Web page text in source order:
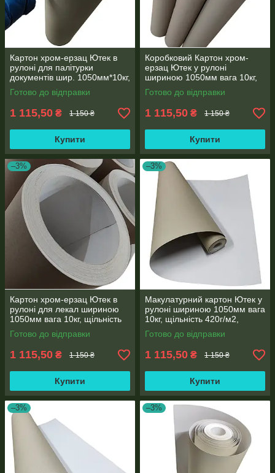
Картон хром-ерзац Ютек в
рулоні для палітурки
документів шир. 1050мм*10кг,
щільність. 420г/м2, товщина
0,6 мм
Готово до відправки
1 115,50 ₴ 1 150 ₴
Купити
Коробковий Картон хром-
ерзац Ютек у рулоні
шириною 1050мм вага 10кг,
щільність 420г/м2, товщина
0,6 мм
Готово до відправки
1 115,50 ₴ 1 150 ₴
Купити
–3%
Картон хром-ерзац Ютек в
рулоні для лекал шириною
1050мм вага 10кг, щільність
420г/м2, товщина картону 0,6
мм
Готово до відправки
1 115,50 ₴ 1 150 ₴
Купити
–3%
Макулатурний картон Ютек у
рулоні шириною 1050мм вага
10кг, щільність 420г/м2,
товщина картону 0,6 мм
Готово до відправки
1 115,50 ₴ 1 150 ₴
Купити
–3% –3%